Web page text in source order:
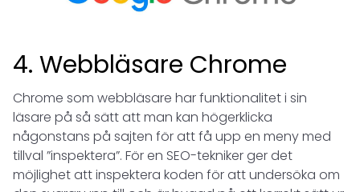
4. Webbläsare Chrome
Chrome som webbläsare har funktionalitet i sin
läsare på så sätt att man kan högerklicka
någonstans på sajten för att få upp en meny med
tillval ”inspektera”. För en SEO-tekniker ger det
möjlighet att inspektera koden för att undersöka om